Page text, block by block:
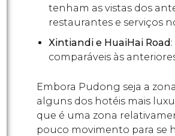
tenham as vistas dos
restaurantes e serviços
Xintiandi e HuaiHai Road
comparáveis às
Embora Pudong seja a
alguns dos hotéis mais
que é uma zona
pouco movimento para se